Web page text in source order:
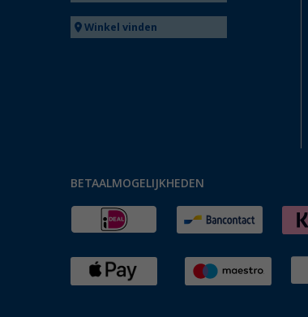
Winkel vinden
BETAALMOGELIJKHEDEN